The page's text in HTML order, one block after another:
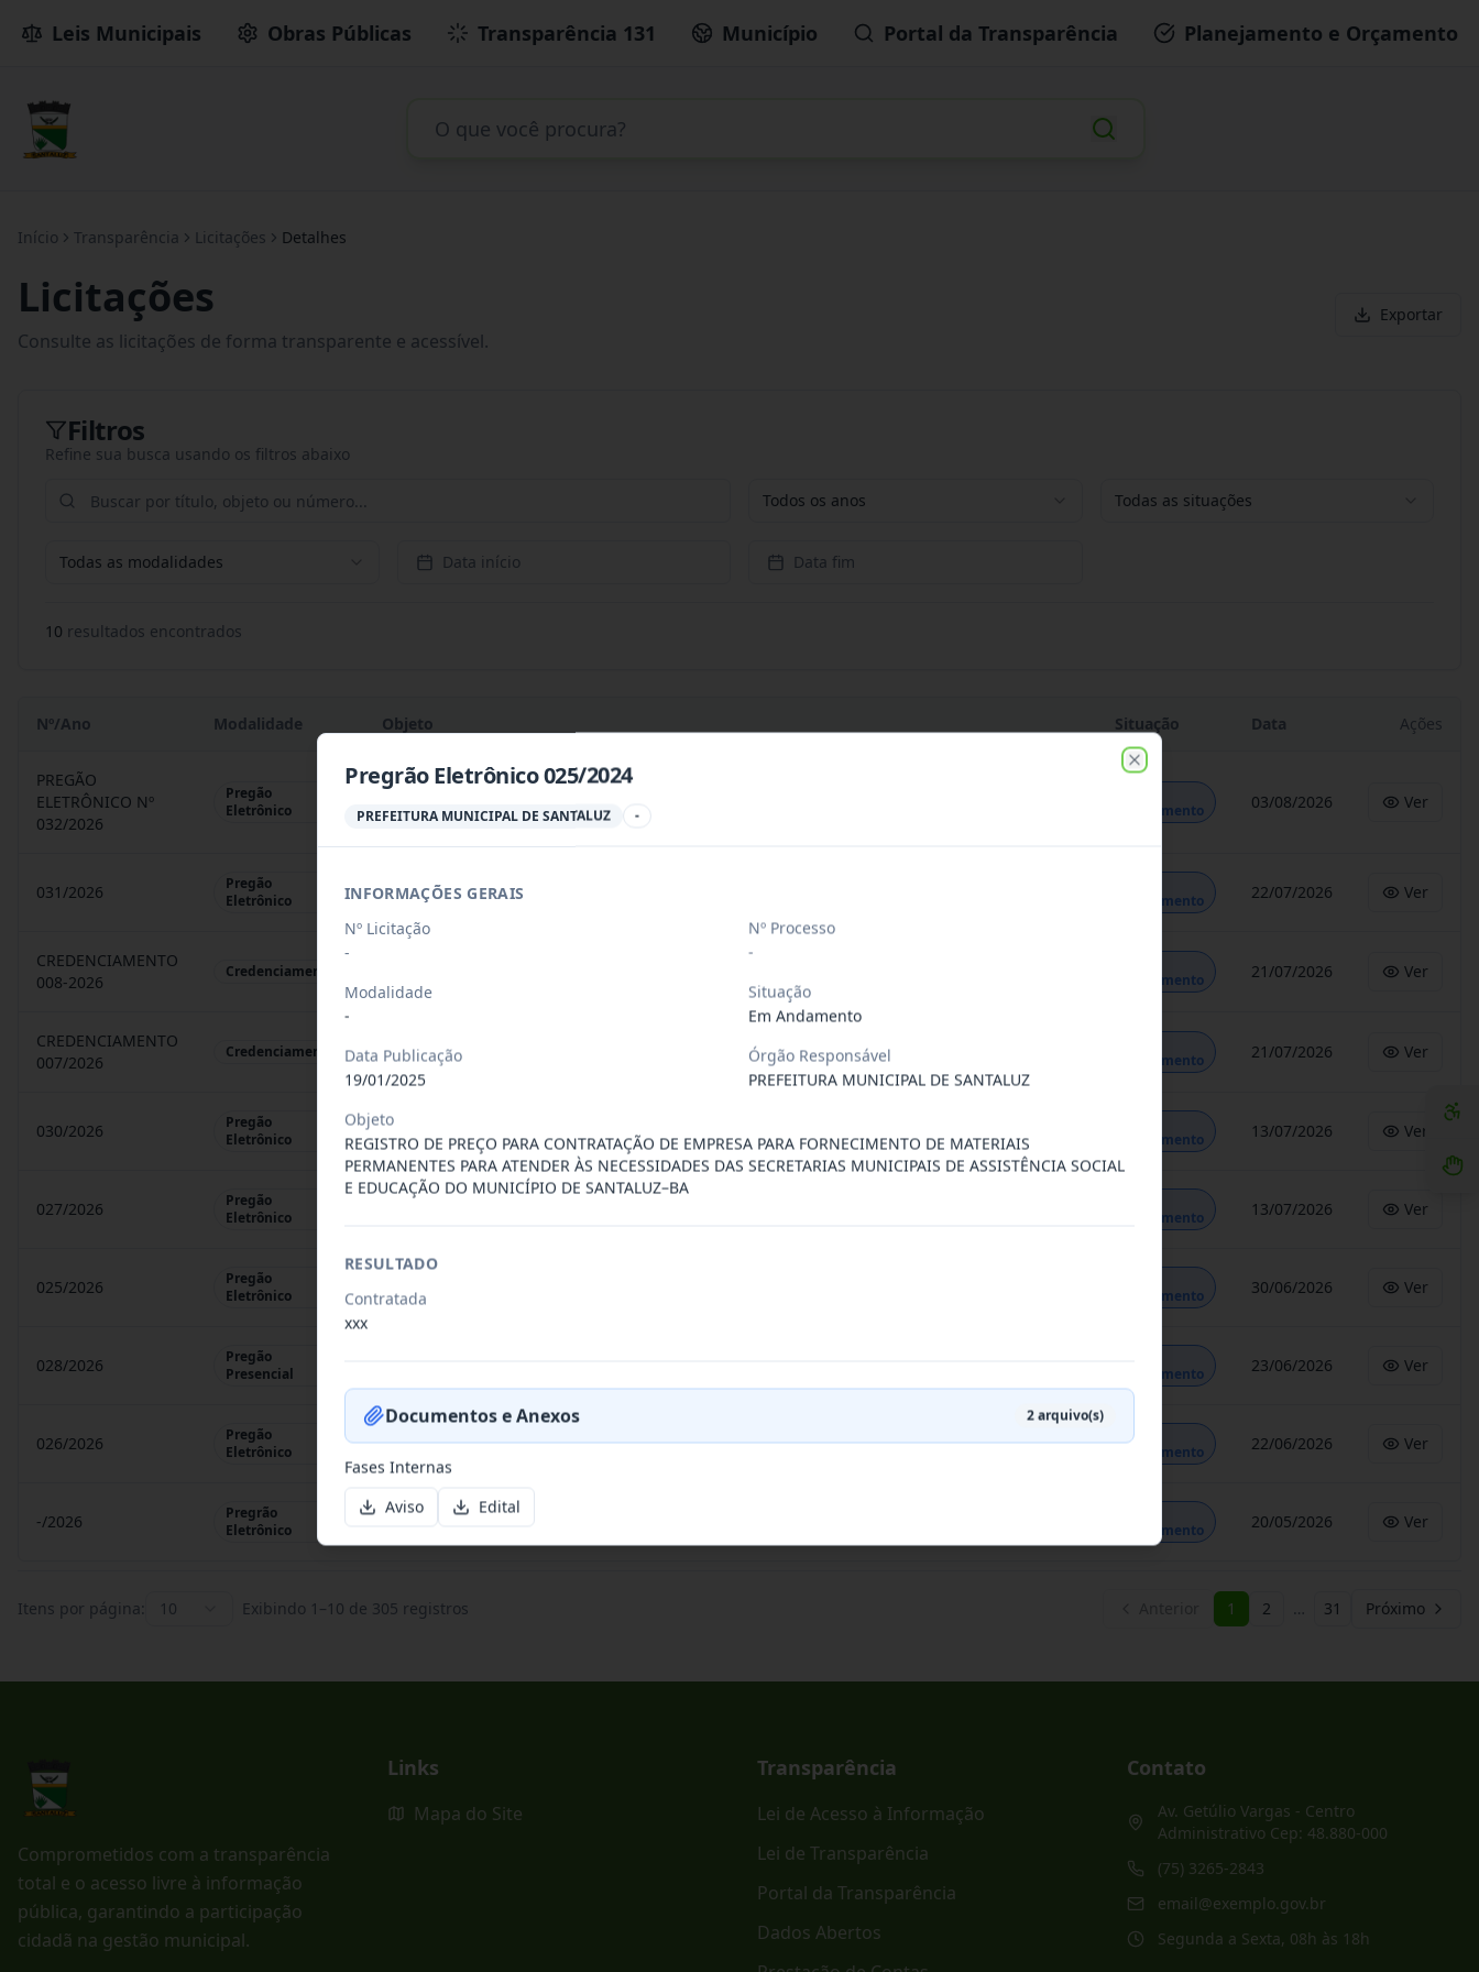
Leis Municipais Obras Públicas Transparência 131 Município Portal da Transparência Planejamento e Orçamento
Início Transparência Licitações Detalhes
Licitações
Consulte as licitações de forma transparente e acessível.
Exportar
Filtros
Refine sua busca usando os filtros abaixo
Todos os anos Todas as situações
Todas as modalidades Data início Data fim
10 resultados encontrados
Nº/Ano Modalidade Objeto Situação Data Ações
PREGÃO
ELETRÔNICO Nº
032/2026
Pregão
Eletrônico
Andamento
03/08/2026 Ver
031/2026
Pregão
Eletrônico
REGISTRO DE PREÇOS PARA AQUISIÇÃO DE PRODUTOS VETERINÁRIOS P
Andamento
22/07/2026 Ver
CREDENCIAMENTO
008-2026
Credenciamento
Andamento
21/07/2026 Ver
CREDENCIAMENTO
007/2026
Credenciamento CHAMAMENTO PÚBLICO PARA FINS DE CREDENCIAMENTO DE PESSOA JUR
Andamento
21/07/2026 Ver
030/2026
Pregão
Eletrônico
REGISTRO DE PREÇOS PARA FUTURA E EVENTUAL CONTRATAÇÃO DE EMP
Andamento
13/07/2026 Ver
027/2026
Pregão
Eletrônico
Andamento
13/07/2026 Ver
025/2026
Pregão
Eletrônico
REGISTRO DE PREÇO PARA A CONTRATAÇÃO DE EMPRESA PARA LOCAÇÃO
Andamento
30/06/2026 Ver
028/2026
Pregão
Presencial
Andamento
23/06/2026 Ver
026/2026
Pregão
Eletrônico
REGISTRO DE PREÇOS PARA FUTURO E EVENTUAL FORNECIMENTO DE GA...
Em
Andamento
22/06/2026 Ver
-/2026
Pregrão
Eletrônico
Pregrão Eletrônico PREGÃO ELETRÔNICO - SRP Nº 023/2026.
Andamento
20/05/2026 Ver
Itens por página: 10 Exibindo 1 –10 de 305 registros 1 2 … 31 Próximo
Comprometidos com a transparência
total e o acesso livre à informação
pública, garantindo a participação
cidadã na gestão municipal.
Links
Mapa do Site
Transparência
Lei de Acesso à Informação
Lei de Transparência
Portal da Transparência
Dados Abertos
Contato
Av. Getúlio Vargas - Centro
Administrativo Cep: 48.880-000
(75) 3265-2843
email@exemplo.gov.br
Segunda a Sexta, 08h às 18h
Pregrão Eletrônico 025/2024
PREFEITURA MUNICIPAL DE SANTALUZ -
INFORMAÇÕES GERAIS
Nº Licitação
-
Nº Processo
-
Modalidade
-
Situação
Em Andamento
Data Publicação
19/01/2025
Órgão Responsável
PREFEITURA MUNICIPAL DE SANTALUZ
Objeto
REGISTRO DE PREÇO PARA CONTRATAÇÃO DE EMPRESA PARA FORNECIMENTO DE MATERIAIS
PERMANENTES PARA ATENDER ÀS NECESSIDADES DAS SECRETARIAS MUNICIPAIS DE ASSISTÊNCIA SOCIAL
E EDUCAÇÃO DO MUNICÍPIO DE SANTALUZ–BA
RESULTADO
Contratada
xxx
Documentos e Anexos 2arquivo(s)
Fases Internas
Aviso
Edital
Close